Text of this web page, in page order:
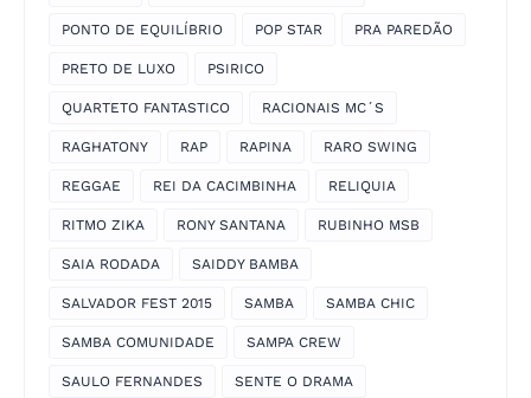
PONTO DE EQUILÍBRIO POP STAR PRA PAREDÃO
PRETO DE LUXO PSIRICO
QUARTETO FANTASTICO RACIONAIS MC´S
RAGHATONY RAP RAPINA RARO SWING
REGGAE REI DA CACIMBINHA RELIQUIA
RITMO ZIKA RONY SANTANA RUBINHO MSB
SAIA RODADA SAIDDY BAMBA
SALVADOR FEST 2015 SAMBA SAMBA CHIC
SAMBA COMUNIDADE SAMPA CREW
SAULO FERNANDES SENTE O DRAMA